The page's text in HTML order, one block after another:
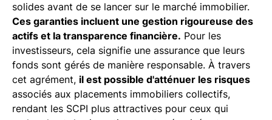
solides avant de se lancer sur le marché immobilier.
Ces garanties incluent une gestion rigoureuse des
actifs et la transparence financière. Pour les
investisseurs, cela signifie une assurance que leurs
fonds sont gérés de manière responsable. À travers
cet agrément, il est possible d'atténuer les risques
associés aux placements immobiliers collectifs,
rendant les SCPI plus attractives pour ceux qui